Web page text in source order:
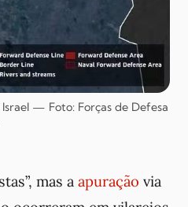
— Foto: Forças de Defesa
mas a apuração via